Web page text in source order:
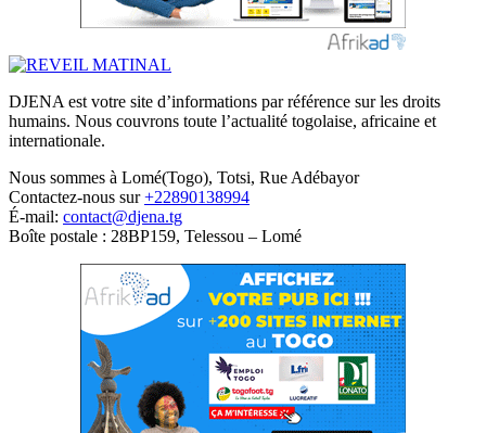
DJENA est votre site d’informations par référence sur les droits
humains. Nous couvrons toute l’actualité togolaise, africaine et
internationale.
Nous sommes à Lomé(Togo), Totsi, Rue Adébayor
Contactez-nous sur+22890138994
É-mail: contact@djena.tg
Boîte postale : 28BP159, Telessou – Lomé